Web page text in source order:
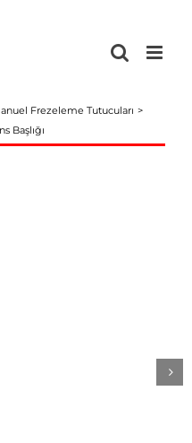
Frezeleme Tutucuları
Başlığı